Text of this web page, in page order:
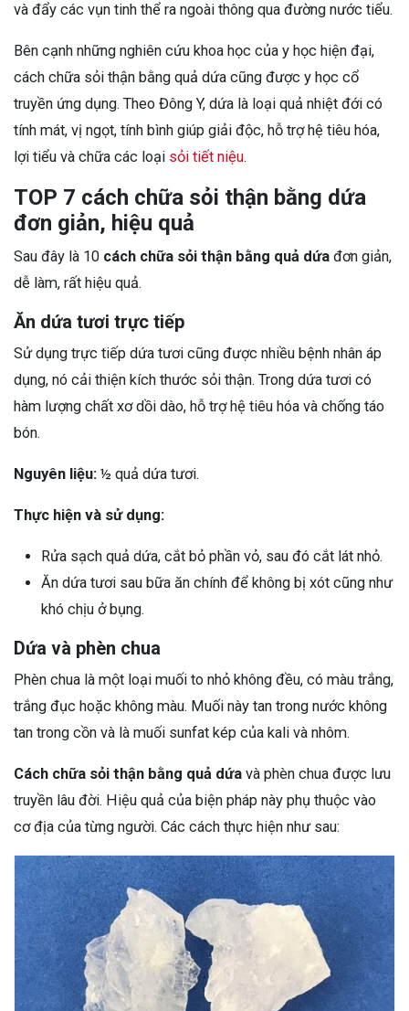
và đẩy các vụn tinh thể ra ngoài thông qua đường nước tiểu.
Bên cạnh những nghiên cứu khoa học của y học hiện đại,
cách chữa sỏi thận bằng quả dứa cũng được y học cổ
truyền ứng dụng. Theo Đông Y, dứa là loại quả nhiệt đới có
tính mát, vị ngọt, tính bình giúp giải độc, hỗ trợ hệ tiêu hóa,
lợi tiểu và chữa các loại sỏi tiết niệu.
TOP 7 cách chữa sỏi thận bằng dứa
đơn giản, hiệu quả
Sau đây là 10 cách chữa sỏi thận bằng quả dứa đơn giản,
dễ làm, rất hiệu quả.
Ăn dứa tươi trực tiếp
Sử dụng trực tiếp dứa tươi cũng được nhiều bệnh nhân áp
dụng, nó cải thiện kích thước sỏi thận. Trong dứa tươi có
hàm lượng chất xơ dồi dào, hỗ trợ hệ tiêu hóa và chống táo
bón.
Nguyên liệu: ½ quả dứa tươi.
Thực hiện và sử dụng:
Rửa sạch quả dứa, cắt bỏ phần vỏ, sau đó cắt lát nhỏ.
Ăn dứa tươi sau bữa ăn chính để không bị xót cũng như
khó chịu ở bụng.
Dứa và phèn chua
Phèn chua là một loại muối to nhỏ không đều, có màu trắng,
trắng đục hoặc không màu. Muối này tan trong nước không
tan trong cồn và là muối sunfat kép của kali và nhôm.
Cách chữa sỏi thận bằng quả dứa và phèn chua được lưu
truyền lâu đời. Hiệu quả của biện pháp này phụ thuộc vào
cơ địa của từng người. Các cách thực hiện như sau: